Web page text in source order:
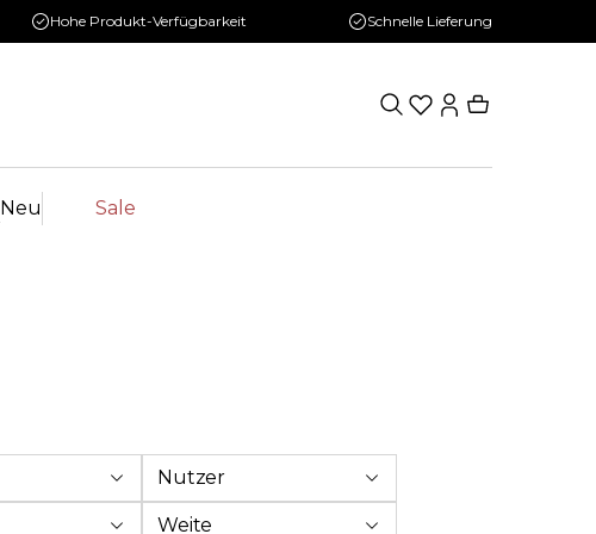
Hohe Produkt-Verfügbarkeit Schnelle Lieferung
Neu Sale
Nutzer
Weite